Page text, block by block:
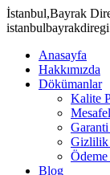
İstanbul,Bayrak
Anasayfa
Hakkımızda
Dökümanlar
Kalite
Garanti
Gizlilik
Blog